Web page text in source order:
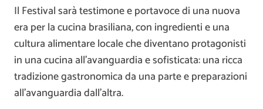
Il Festival sarà testimone e portavoce di una nuova
era per la cucina brasiliana, con ingredienti e una
cultura alimentare locale che diventano protagonisti
in una cucina all’avanguardia e sofisticata: una ricca
tradizione gastronomica da una parte e preparazioni
all’avanguardia dall’altra.